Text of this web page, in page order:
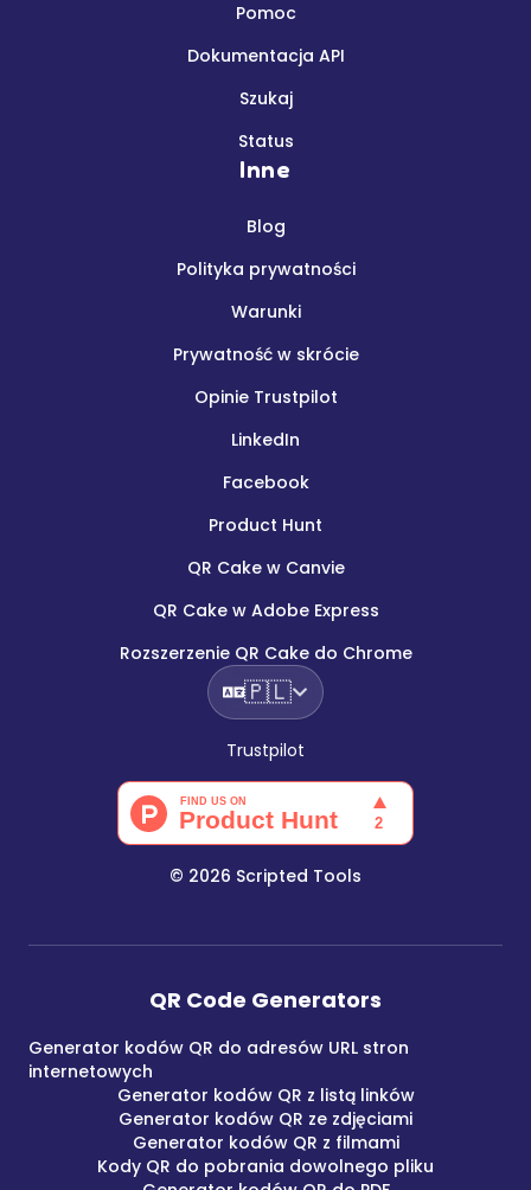
Pomoc
Dokumentacja API
Szukaj
Status
Inne
Blog
Polityka prywatności
Warunki
Prywatność w skrócie
Opinie Trustpilot
LinkedIn
Facebook
Product Hunt
QR Cake w Canvie
QR Cake w Adobe Express
Rozszerzenie QR Cake do Chrome
🇵🇱
Trustpilot
© 2026 Scripted Tools
QR Code Generators
Generator kodów QR do adresów URL stron
internetowych
Generator kodów QR z listą linków
Generator kodów QR ze zdjęciami
Generator kodów QR z filmami
Kody QR do pobrania dowolnego pliku